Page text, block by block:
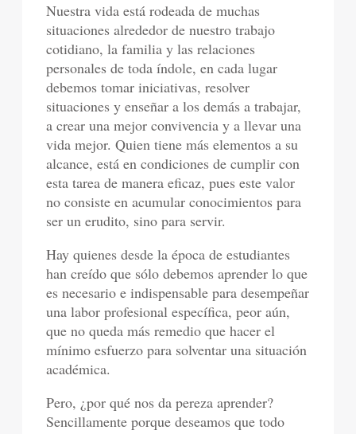
Nuestra vida está rodeada de muchas
situaciones alrededor de nuestro trabajo
cotidiano, la familia y las relaciones
personales de toda índole, en cada lugar
debemos tomar iniciativas, resolver
situaciones y enseñar a los demás a trabajar,
a crear una mejor convivencia y a llevar una
vida mejor. Quien tiene más elementos a su
alcance, está en condiciones de cumplir con
esta tarea de manera eficaz, pues este valor
no consiste en acumular conocimientos para
ser un erudito, sino para servir.
Hay quienes desde la época de estudiantes
han creído que sólo debemos aprender lo que
es necesario e indispensable para desempeñar
una labor profesional específica, peor aún,
que no queda más remedio que hacer el
mínimo esfuerzo para solventar una situación
académica.
Pero, ¿por qué nos da pereza aprender?
Sencillamente porque deseamos que todo